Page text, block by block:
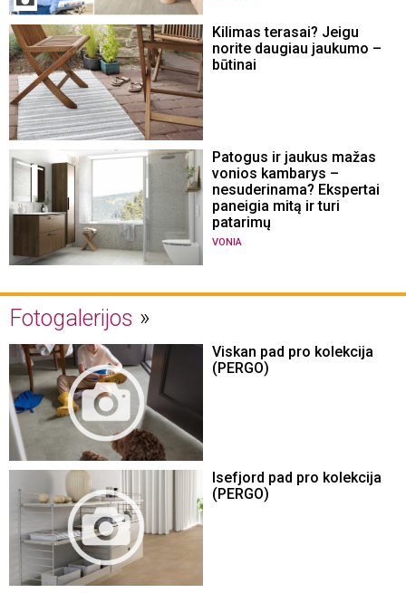
Kilimas terasai? Jeigu
norite daugiau jaukumo –
būtinai
Patogus ir jaukus mažas
vonios kambarys –
nesuderinama? Ekspertai
paneigia mitą ir turi
patarimų
VONIA
Fotogalerijos
Viskan pad pro kolekcija
(PERGO)
Isefjord pad pro kolekcija
(PERGO)